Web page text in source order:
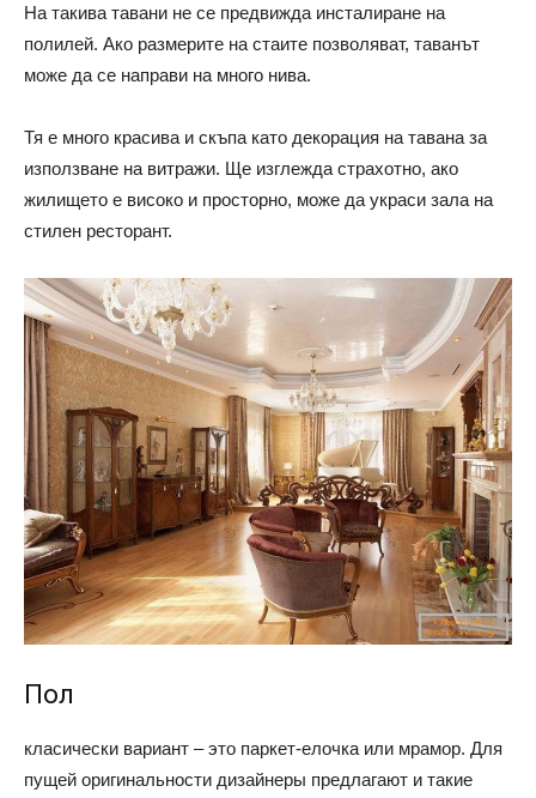
На такива тавани не се предвижда инсталиране на
полилей. Ако размерите на стаите позволяват, таванът
може да се направи на много нива.
Тя е много красива и скъпа като декорация на тавана за
използване на витражи. Ще изглежда страхотно, ако
жилището е високо и просторно, може да украси зала на
стилен ресторант.
Пол
класически вариант – это паркет-елочка или мрамор. Для
пущей оригинальности дизайнеры предлагают и такие